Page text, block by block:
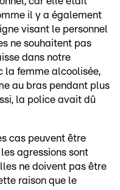
il y a également
visant le personnel
ne souhaitent pas
dans notre
la femme alcoolisée,
au bras pendant plus
la police avait dû
cas peuvent être
agressions sont
ne doivent pas être
raison que le